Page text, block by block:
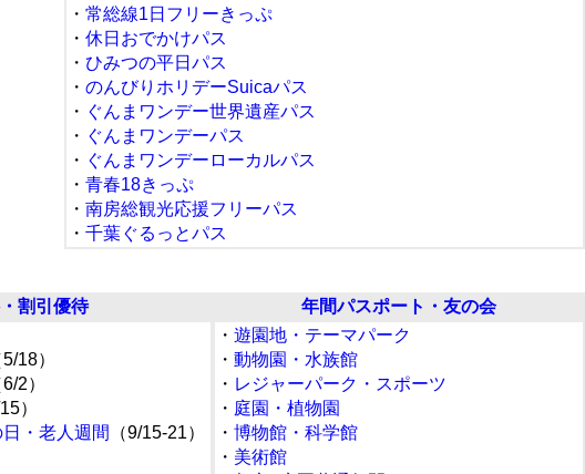
・ 常総線1日フリーきっぷ
・ 休日おでかけパス
・ ひみつの平日パス
・ のんびりホリデーSuicaパス
・ ぐんまワンデー世界遺産パス
・ ぐんまワンデーパス
・ ぐんまワンデーローカルパス
・ 青春18きっぷ
・ 南房総観光応援フリーパス
・ 千葉ぐるっとパス
割引優待
5/18）
6/2）
）
・老人週間
（9/15-21）
年間パスポート・友の会
・ 遊園地・テーマパーク
・ 動物園・水族館
・ レジャーパーク・スポーツ
・ 庭園・植物園
・ 博物館・科学館
・ 美術館